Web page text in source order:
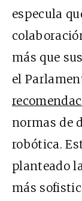
especula
más que
el
normas de
robótica.
planteado
más